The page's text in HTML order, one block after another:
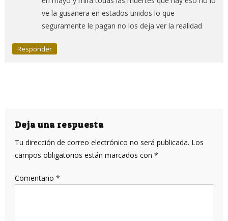
ve la gusanera en estados unidos lo que
seguramente le pagan no los deja ver la realidad
Responder
Deja una respuesta
Tu dirección de correo electrónico no será publicada. Los
campos obligatorios están marcados con *
Comentario *